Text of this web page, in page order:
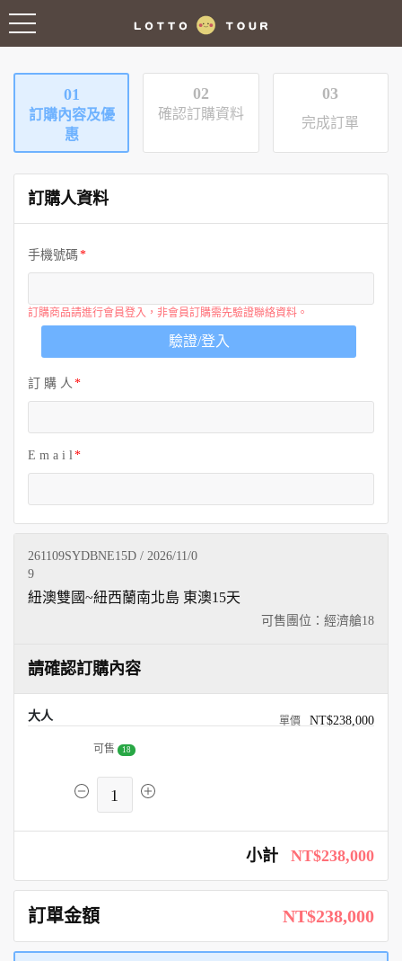
01
訂購內容及優
惠
02
確認訂購資料
03
完成訂單
訂購人資料
手機號碼
訂購商品請進行會員登入，非會員訂購需先驗證聯絡資料。
驗證/登入
訂 購 人
E m a i l
261109SYDBNE15D / 2026/11/0
9
可售團位：經濟艙18
紐澳雙國~紐西蘭南北島 東澳15天
請確認訂購內容
大人 NT$238,000
可售 18
1
小計 NT$238,000
訂單金額 NT$238,000